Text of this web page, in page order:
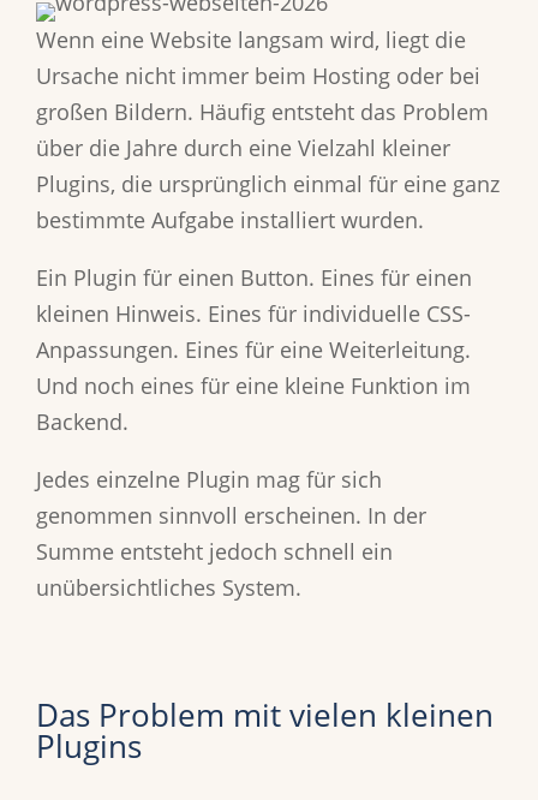
Wenn eine Website langsam wird, liegt die
Ursache nicht immer beim Hosting oder bei
großen Bildern. Häufig entsteht das Problem
über die Jahre durch eine Vielzahl kleiner
Plugins, die ursprünglich einmal für eine ganz
bestimmte Aufgabe installiert wurden.
Ein Plugin für einen Button. Eines für einen
kleinen Hinweis. Eines für individuelle CSS-
Anpassungen. Eines für eine Weiterleitung.
Und noch eines für eine kleine Funktion im
Backend.
Jedes einzelne Plugin mag für sich
genommen sinnvoll erscheinen. In der
Summe entsteht jedoch schnell ein
unübersichtliches System.
Das Problem mit vielen kleinen
Plugins